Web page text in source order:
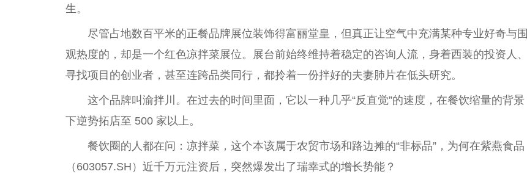
生。
尽管占地数百平米的正餐品牌展位装饰得富丽堂皇，但真正让空气中充满某种专业好奇与围
观热度的，却是一个红色凉拌菜展位。展台前始终维持着稳定的咨询人流，身着西装的投资人、
寻找项目的创业者，甚至连跨品类同行，都拎着一份拌好的夫妻肺片在低头研究。
这个品牌叫渝拌川。在过去的时间里面，它以一种几乎“反直觉”的速度，在餐饮缩量的背景
下逆势拓店至 500 家以上。
餐饮圈的人都在问：凉拌菜，这个本该属于农贸市场和路边摊的“非标品”，为何在紫燕食品
（603057.SH）近千万元注资后，突然爆发出了瑞幸式的增长势能？